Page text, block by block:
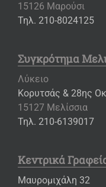
15126 Μαρούσι
Τηλ. 210-8024125
Συγκρότημα
Λύκειο
Κορυτσάς & 28ης
15127 Μελίσσια
Τηλ. 210-6139017
Κεντρικά
Μαυρομιχάλη 32